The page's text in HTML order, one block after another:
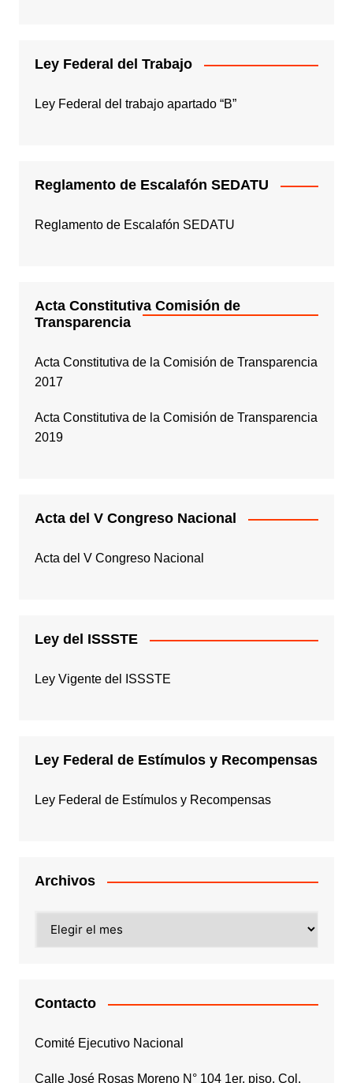
Ley Federal del Trabajo
Ley Federal del trabajo apartado “B”
Reglamento de Escalafón SEDATU
Reglamento de Escalafón SEDATU
Acta Constitutiva Comisión de
Transparencia
Acta Constitutiva de la Comisión de Transparencia
2017
Acta Constitutiva de la Comisión de Transparencia
2019
Acta del V Congreso Nacional
Acta del V Congreso Nacional
Ley del ISSSTE
Ley Vigente del ISSSTE
Ley Federal de Estímulos y Recompensas
Ley Federal de Estímulos y Recompensas
Archivos
Contacto
Comité Ejecutivo Nacional
Calle José Rosas Moreno N° 104 1er. piso, Col.